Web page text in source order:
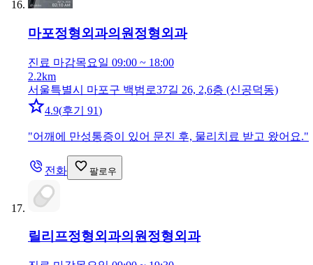
마포정형외과의원 정형외과
진료 마감목요일 09:00 ~ 18:00
2.2km
서울특별시 마포구 백범로37길 26, 2,6층 (신공덕동)
4.9(후기 91)
"어깨에 만성통증이 있어 문진 후, 물리치료 받고 왔어요."
전화 팔로우
릴리프정형외과의원정형외과